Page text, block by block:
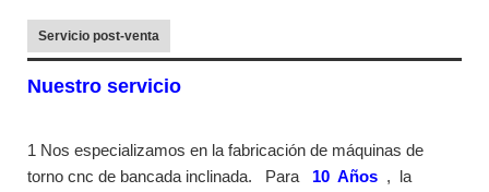
Servicio post-venta
Nuestro servicio
1 Nos especializamos en la fabricación de máquinas de
torno cnc de bancada inclinada.
Para 10 Años ,
la